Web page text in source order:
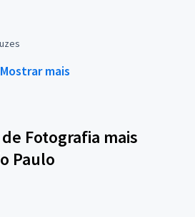
Mostrar mais
Fotografia mais
Paulo